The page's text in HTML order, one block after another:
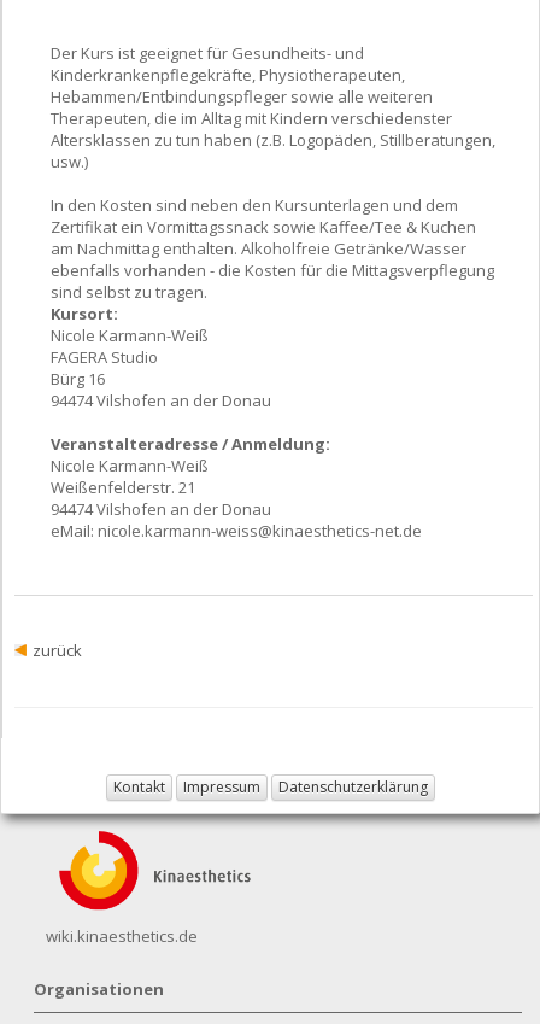
Der Kurs ist geeignet für Gesundheits- und
Kinderkrankenpflegekräfte, Physiotherapeuten,
Hebammen/Entbindungspfleger sowie alle weiteren
Therapeuten, die im Alltag mit Kindern verschiedenster
Altersklassen zu tun haben (z.B. Logopäden, Stillberatungen,
usw.)
In den Kosten sind neben den Kursunterlagen und dem
Zertifikat ein Vormittagssnack sowie Kaffee/Tee & Kuchen
am Nachmittag enthalten. Alkoholfreie Getränke/Wasser
ebenfalls vorhanden - die Kosten für die Mittagsverpflegung
sind selbst zu tragen.
Kursort:
Nicole Karmann-Weiß
FAGERA Studio
Bürg 16
94474 Vilshofen an der Donau
Veranstalteradresse / Anmeldung:
Nicole Karmann-Weiß
Weißenfelderstr. 21
94474 Vilshofen an der Donau
eMail: nicole.karmann-weiss@kinaesthetics-net.de
zurück
Kontakt Impressum Datenschutzerklärung
wiki.kinaesthetics.de
Organisationen